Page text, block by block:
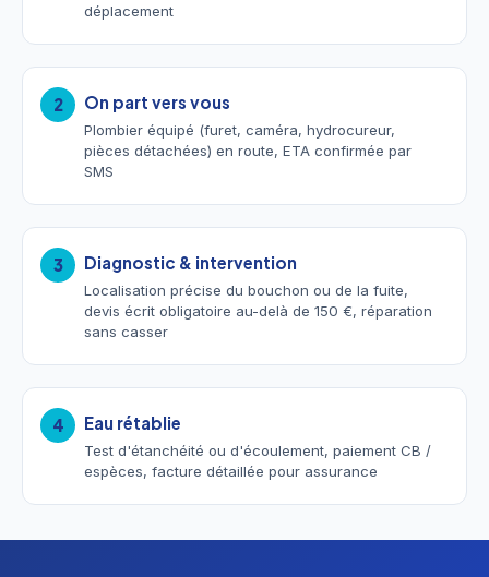
déplacement
2 On part vers vous
Plombier équipé (furet, caméra, hydrocureur,
pièces détachées) en route, ETA confirmée par
SMS
3 Diagnostic & intervention
Localisation précise du bouchon ou de la fuite,
devis écrit obligatoire au-delà de 150 €, réparation
sans casser
4 Eau rétablie
Test d'étanchéité ou d'écoulement, paiement CB /
espèces, facture détaillée pour assurance